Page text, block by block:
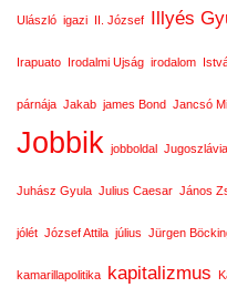
Ulászló igazi II. József Illyés
Irapuato Irodalmi Ujság irodalom
párnája Jakab james Bond Jancsó
Jobbik jobboldal Jugoszlávia
Juhász Gyula Julius Caesar János
jólét József Attila július Jürgen
kamarillapolitika kapitalizmus